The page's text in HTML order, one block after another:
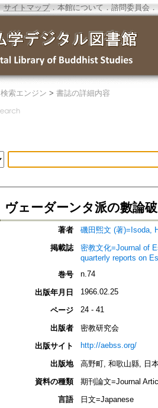
サイトマップ．本館について ． 諮問委員会 ．
検索エンジン > 書誌の詳細内容
ヴェーダーンタ派の數論
著者
磯田煕文 (著)=Isoda,
掲載誌
密教文化=Journal of
quarterly reports on
巻号
n.74
出版年月日 1966.02.25
ページ 24 - 41
出版者
密教研究会
出版サイト
http://aebss.org/
出版地
高野町, 和歌山縣, 日
資料の種類
期刊論文=Journal
言語
日文=Japanese